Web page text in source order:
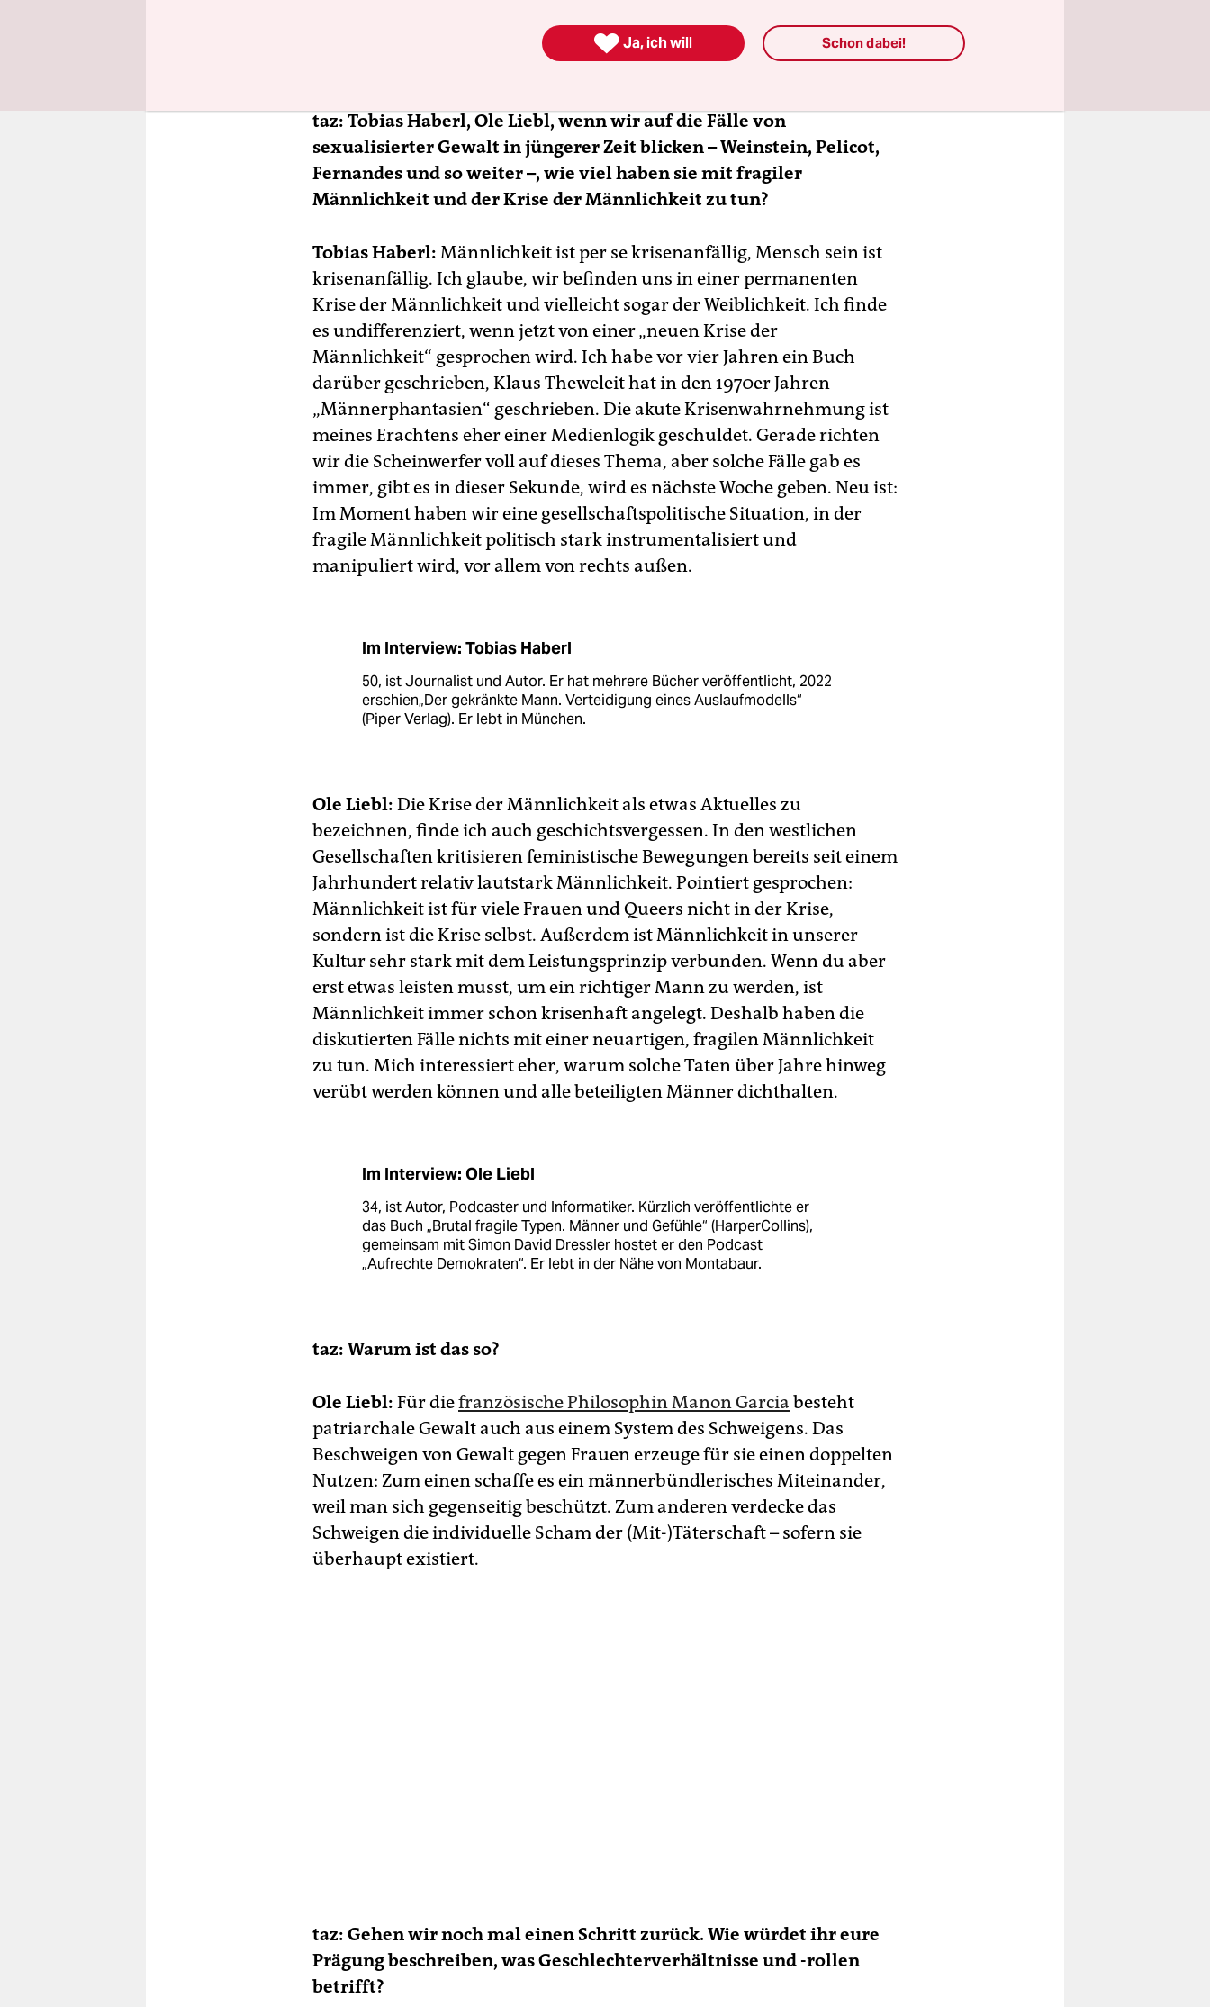
Aufenthaltsraum des Hotels in die Sessel fallen lassen.
taz: Tobias Haberl, Ole Liebl, wenn wir auf die Fälle von
sexualisierter Gewalt in jüngerer Zeit blicken – Weinstein, Pelicot,
Fernandes und so weiter –, wie viel haben sie mit fragiler
Männlichkeit und der Krise der Männlichkeit zu tun?
Tobias Haberl: Männlichkeit ist per se krisenanfällig, Mensch sein ist
krisenanfällig. Ich glaube, wir befinden uns in einer permanenten
Krise der Männlichkeit und vielleicht sogar der Weiblichkeit. Ich finde
es undifferenziert, wenn jetzt von einer „neuen Krise der
Männlichkeit“ gesprochen wird. Ich habe vor vier Jahren ein Buch
darüber geschrieben, Klaus Theweleit hat in den 1970er Jahren
„Männerphantasien“ geschrieben. Die akute Krisenwahrnehmung ist
meines Erachtens eher einer Medienlogik geschuldet. Gerade richten
wir die Scheinwerfer voll auf dieses Thema, aber solche Fälle gab es
immer, gibt es in dieser Sekunde, wird es nächste Woche geben. Neu ist:
Im Moment haben wir eine gesellschaftspolitische Situation, in der
fragile Männlichkeit politisch stark instrumentalisiert und
manipuliert wird, vor allem von rechts außen.
Im Interview: Tobias Haberl
50, ist Journalist und Autor. Er hat mehrere Bücher veröffentlicht, 2022
erschien„Der gekränkte Mann. Verteidigung eines Auslaufmodells“
(Piper Verlag). Er lebt in München.
Ole Liebl: Die Krise der Männlichkeit als etwas Aktuelles zu
bezeichnen, finde ich auch geschichtsvergessen. In den westlichen
Gesellschaften kritisieren feministische Bewegungen bereits seit einem
Jahrhundert relativ lautstark Männlichkeit. Pointiert gesprochen:
Männlichkeit ist für viele Frauen und Queers nicht in der Krise,
sondern ist die Krise selbst. Außerdem ist Männlichkeit in unserer
Kultur sehr stark mit dem Leistungsprinzip verbunden. Wenn du aber
erst etwas leisten musst, um ein richtiger Mann zu werden, ist
Männlichkeit immer schon krisenhaft angelegt. Deshalb haben die
diskutierten Fälle nichts mit einer neuartigen, fragilen Männlichkeit
zu tun. Mich interessiert eher, warum solche Taten über Jahre hinweg
verübt werden können und alle beteiligten Männer dichthalten.
Im Interview: Ole Liebl
34, ist Autor, Podcaster und Informatiker. Kürzlich veröffentlichte er
das Buch „Brutal fragile Typen. Männer und Gefühle“ (HarperCollins),
gemeinsam mit Simon David Dressler hostet er den Podcast
„Aufrechte Demokraten“. Er lebt in der Nähe von Montabaur.
taz: Warum ist das so?
Ole Liebl: Für diefranzösische Philosophin Manon Garcia besteht
patriarchale Gewalt auch aus einem System des Schweigens. Das
Beschweigen von Gewalt gegen Frauen erzeuge für sie einen doppelten
Nutzen: Zum einen schaffe es ein männerbündlerisches Miteinander,
weil man sich gegenseitig beschützt. Zum anderen verdecke das
Schweigen die individuelle Scham der (Mit-)Täterschaft – sofern sie
überhaupt existiert.
taz: Gehen wir noch mal einen Schritt zurück. Wie würdet ihr eure
Prägung beschreiben, was Geschlechterverhältnisse und -rollen
betrifft?
 Ja, ich will Schon dabei!